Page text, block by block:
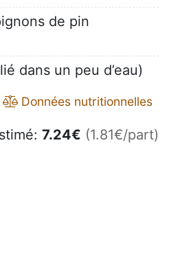
de pin
dans un peu d’eau)
Données nutritionnelles
7.24€ (1.81€/part)